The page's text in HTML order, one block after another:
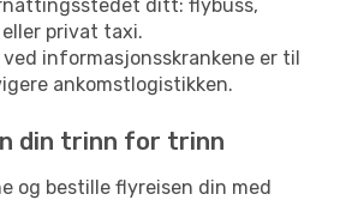
ditt: flybuss,
privat taxi.
informasjonsskrankene er til
ankomstlogistikken.
din trinn for trinn
og bestille flyreisen din med